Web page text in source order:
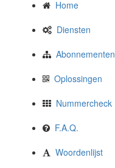
Home
Diensten
Abonnementen
Oplossingen
Nummercheck
F.A.Q.
Woordenlijst